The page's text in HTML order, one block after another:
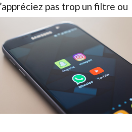
pas trop un filtre ou